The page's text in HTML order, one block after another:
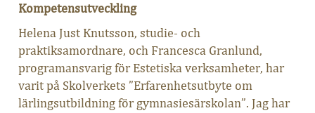
Kompetensutveckling
Helena Just Knutsson, studie- och
praktiksamordnare, och Francesca Granlund,
programansvarig för Estetiska verksamheter, har
varit på Skolverkets ”Erfarenhetsutbyte om
lärlingsutbildning för gymnasiesärskolan”. Jag har